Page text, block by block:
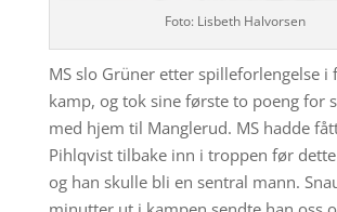
Foto: Lisbeth Halvorsen
MS slo Grüner etter spilleforlengelse i
kamp, og tok sine første to poeng for
med hjem til Manglerud. MS hadde
Pihlqvist tilbake inn i troppen før
og han skulle bli en sentral mann.